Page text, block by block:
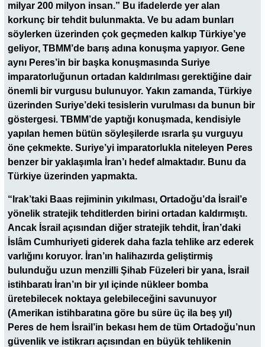
milyar 200 milyon insan.” Bu ifadelerde yer alan
korkunç bir tehdit bulunmakta. Ve bu adam bunları
söylerken üzerinden çok geçmeden kalkıp Türkiye’ye
geliyor, TBMM’de barış adına konuşma yapıyor. Gene
aynı Peres’in bir başka konuşmasında Suriye
imparatorluğunun ortadan kaldırılması gerektiğine dair
önemli bir vurgusu bulunuyor. Yakın zamanda, Türkiye
üzerinden Suriye’deki tesislerin vurulması da bunun bir
göstergesi. TBMM’de yaptığı konuşmada, kendisiyle
yapılan hemen bütün söyleşilerde ısrarla şu vurguyu
öne çekmekte. Suriye’yi imparatorlukla niteleyen Peres
benzer bir yaklaşımla İran’ı hedef almaktadır. Bunu da
Türkiye üzerinden yapmakta.
“Irak’taki Baas rejiminin yıkılması, Ortadoğu’da İsrail’e
yönelik stratejik tehditlerden birini ortadan kaldırmıştı.
Ancak İsrail açısından diğer stratejik tehdit, İran’daki
İslâm Cumhuriyeti giderek daha fazla tehlike arz ederek
varlığını koruyor. İran’ın halihazırda geliştirmiş
bulunduğu uzun menzilli Şihab Füzeleri bir yana, İsrail
istihbaratı İran’ın bir yıl içinde nükleer bomba
üretebilecek noktaya gelebileceğini savunuyor
(Amerikan istihbaratına göre bu süre üç ila beş yıl)
Peres de hem İsrail’in bekası hem de tüm Ortadoğu’nun
güvenlik ve istikrarı açısından en büyük tehlikenin